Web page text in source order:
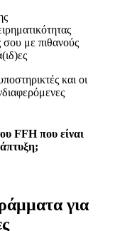
σου με πιθανούς
και οι
FFH που είναι
για